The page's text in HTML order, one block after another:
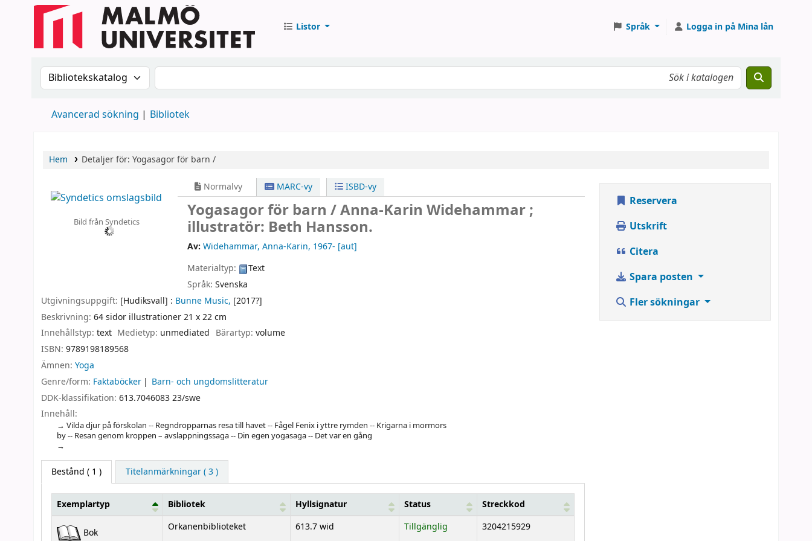
Listor Språk Logga in på Mina lån
Sök i katalogen efter:Sök i katalogen
Avancerad sökning Bibliotek
Hem Detaljer för: Yogasagor för barn /
Bild från Syndetics
Normalvy MARC-vy ISBD-vy
Yogasagor för barn /Anna-Karin Widehammar ;
illustratör: Beth Hansson.
Av: Widehammar, Anna-Karin, 1967- [aut]
Materialtyp:
Text
Språk:Svenska
Utgivningsuppgift: [Hudiksvall] : Bunne Music, [2017?]
Beskrivning: 64 sidor illustrationer 21 x 22 cm
Innehållstyp: text Medietyp: unmediated Bärartyp: volume
ISBN: 9789198189568
Ämnen: Yoga
Genre/form: Faktaböcker
Barn- och ungdomslitteratur
DDK-klassifikation: 613.7046083 23/swe
Innehåll:
Vilda djur på förskolan -- Regndropparnas resa till havet -- Fågel Fenix i yttre rymden -- Krigarna i mormors
by -- Resan genom kroppen – avslappningssaga -- Din egen yogasaga -- Det var en gång
Bestånd ( 1 ) Titelanmärkningar ( 3 )
Bestånd
Exemplartyp Bibliotek Hyllsignatur Status Streckkod
Bok Orkanenbiblioteket 613.7 wid Tillgänglig 3204215929
Reservera
Utskrift
Citera
Spara posten
Fler sökningar